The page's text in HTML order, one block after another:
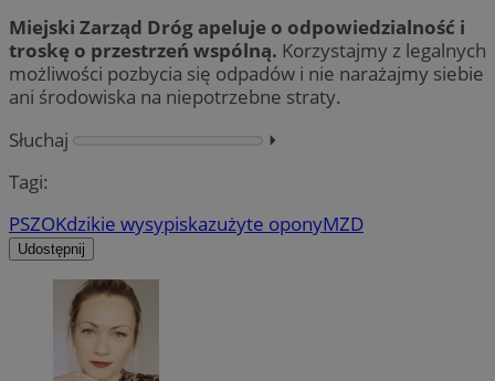
Miejski Zarząd Dróg apeluje o odpowiedzialność i
troskę o przestrzeń wspólną. Korzystajmy z legalnych
możliwości pozbycia się odpadów i nie narażajmy siebie
ani środowiska na niepotrzebne straty.
Słuchaj
⏵︎
Tagi:
PSZOKdzikie wysypiskazużyte oponyMZD
Udostępnij